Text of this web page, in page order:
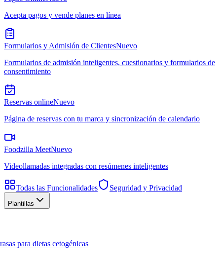
Acepta pagos y vende planes en línea
Formularios y Admisión de ClientesNuevo
Formularios de admisión inteligentes, cuestionarios y formularios de
consentimiento
Reservas onlineNuevo
Página de reservas con tu marca y sincronización de calendario
Foodzilla MeetNuevo
Videollamadas integradas con resúmenes inteligentes
Todas las Funcionalidades Seguridad y Privacidad
Plantillas
para dietas cetogénicas